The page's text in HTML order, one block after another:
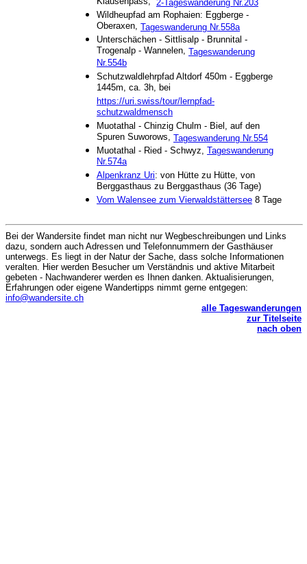
2-Tageswanderung Nr.203
Wildheupfad am Rophaien: Eggberge -
Oberaxen, Tageswanderung Nr.558a
Unterschächen - Sittlisalp - Brunnital -
Trogenalp - Wannelen, Tageswanderung
Nr.554b
Schutzwaldlehrpfad Altdorf 450m - Eggberge
1445m, ca. 3h, bei
https://uri.swiss/tour/lernpfad-
schutzwaldmensch
Muotathal - Chinzig Chulm - Biel, auf den
Spuren Suworows, Tageswanderung Nr.554
Muotathal - Ried - Schwyz, Tageswanderung
Nr.574a
Alpenkranz Uri: von Hütte zu Hütte, von
Berggasthaus zu Berggasthaus (36 Tage)
Vom Walensee zum Vierwaldstättersee 8 Tage
Bei der Wandersite findet man nicht nur Wegbeschreibungen und Links
dazu, sondern auch Adressen und Telefonnummern der Gasthäuser
unterwegs. Es liegt in der Natur der Sache, dass solche Informationen
veralten. Hier werden Besucher um Verständnis und aktive Mitarbeit
gebeten - Nachwanderer werden es Ihnen danken. Aktualisierungen,
Erfahrungen oder eigene Wandertipps nimmt gerne entgegen:
info@wandersite.ch
alle Tageswanderungen
zur Titelseite
nach oben